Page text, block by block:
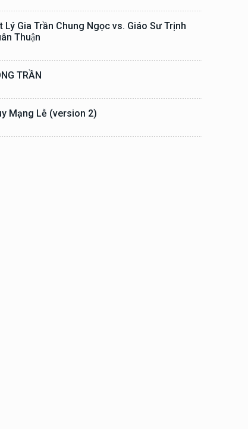
Lý Gia Trần Chung Ngọc vs. Giáo Sư Trịnh
Thuận
TRẦN
Mạng Lễ (version 2)